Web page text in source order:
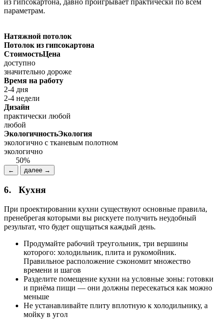
из гипсокартона, давно проигрывает практически по всем
параметрам.
Натяжной потолок
Потолок из гипсокартона
СтоимостьЦена
доступно
значительно дороже
Время на работу
2-4 дня
2-4 недели
Дизайн
практически любой
любой
ЭкологичностьЭкология
экологично с тканевым полотном
экологично
50%
← далее →
6. Кухня
При проектировании кухни существуют основные правила,
пренебрегая которыми вы рискуете получить неудобный
результат, что будет ощущаться каждый день.
Продумайте рабочий треугольник, три вершины
которого: холодильник, плита и рукомойник.
Правильное расположение сэкономит множество
времени и шагов
Разделите помещение кухни на условные зоны: готовки
и приёма пищи — они должны пересекаться как можно
меньше
Не устанавливайте плиту вплотную к холодильнику, а
мойку в угол